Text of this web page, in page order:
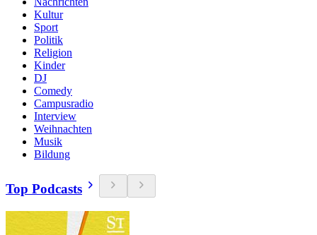
Kultur
Sport
Politik
Religion
Kinder
DJ
Comedy
Campusradio
Interview
Weihnachten
Musik
Bildung
Top Podcasts